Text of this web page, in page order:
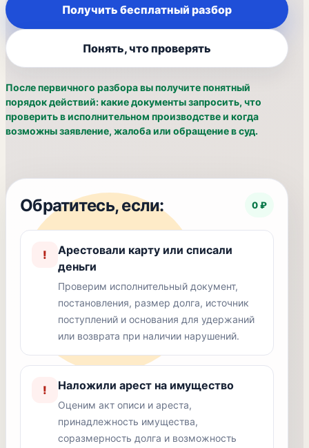
Получить бесплатный разбор
Понять, что проверять
После первичного разбора вы получите понятный
порядок действий: какие документы запросить, что
проверить в исполнительном производстве и когда
возможны заявление, жалоба или обращение в суд.
Обратитесь, если: 0 ₽
!
Арестовали карту или списали
деньги
Проверим исполнительный документ,
постановления, размер долга, источник
поступлений и основания для удержаний
или возврата при наличии нарушений.
! Наложили арест на имущество
Оценим акт описи и ареста,
принадлежность имущества,
соразмерность долга и возможность